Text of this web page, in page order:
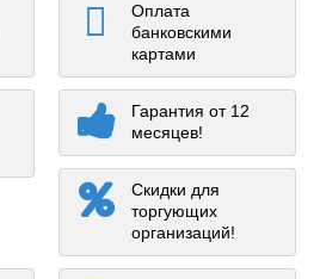
Оплата
банковскими
картами
Гарантия от 12
месяцев!
Скидки для
торгующих
организаций!